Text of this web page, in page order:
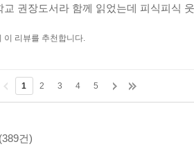
교 권장도서라 함께 읽었는데 피식피식
이 리뷰를 추천합니다.
1 2 3 4 5
(389건)